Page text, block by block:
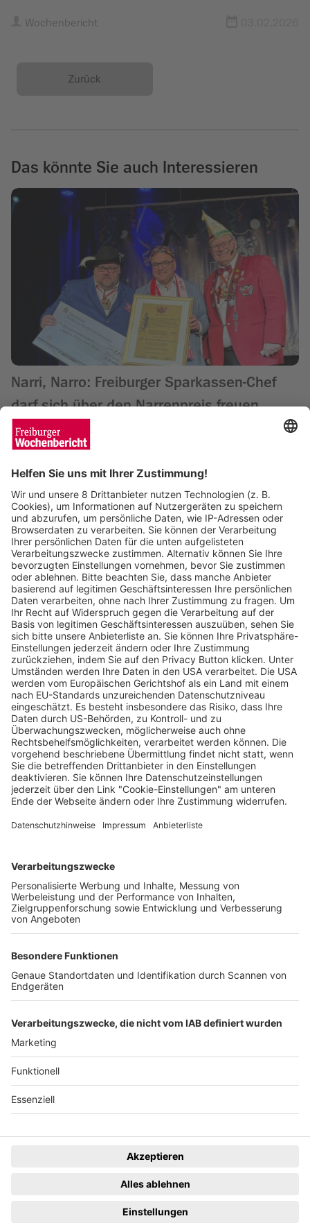
Wochenbericht
Zurück
Das könnte Sie auch Interessieren
Narri, Narro: Freiburger Sparkassen-Chef
darf sich über den Narrenpreis freuen
Freiburger setzen sich weiterhin tatkräftig
mit Hilfstransporten für die Ukraine ein
Saskia Schuh 23.10.2024
Freiburger Wochenbericht
Der Wochenbericht
wurde zum 31. Juli 2026
eingestellt.
News
Lokales
Sport
Ein Unternehmen der